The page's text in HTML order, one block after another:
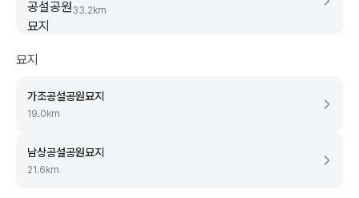
33.2 km
묘지
가조공설공원묘지
19.0 km
남상공설공원묘지
21.6 km